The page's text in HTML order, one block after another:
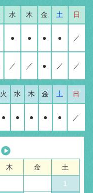
水 木 金 土 日
● ● ● ● ／
／ ／ ● ／ ／
火 水 木 金 土 日
● ● ● ● ● ／
木 金 土
1